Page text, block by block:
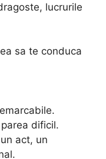
lucrurile
sa te conduca
dificil.
act, un